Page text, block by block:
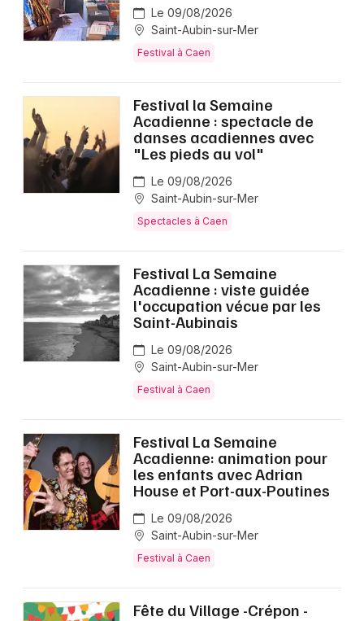
Le 09/08/2026
Saint-Aubin-sur-Mer
Festival à Caen
Festival la Semaine
Acadienne : spectacle de
danses acadiennes avec
"Les pieds au vol"
Le 09/08/2026
Saint-Aubin-sur-Mer
Spectacles à Caen
Festival La Semaine
Acadienne : viste guidée
l'occupation vécue par les
Saint-Aubinais
Le 09/08/2026
Saint-Aubin-sur-Mer
Festival à Caen
Festival La Semaine
Acadienne: animation pour
les enfants avec Adrian
House et Port-aux-Poutines
Le 09/08/2026
Saint-Aubin-sur-Mer
Festival à Caen
Fête du Village -Crépon -